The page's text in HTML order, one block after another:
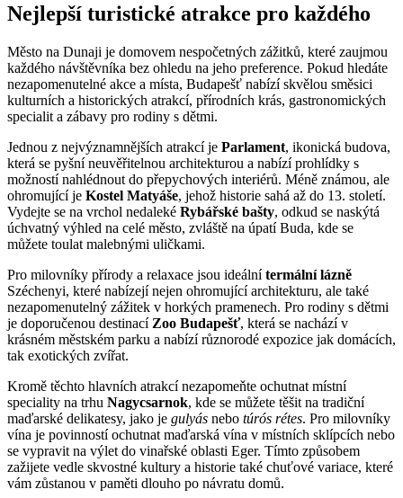
Nejlepší turistické atrakce pro každého
Město na Dunaji je domovem nespočetných zážitků, které zaujmou
každého návštěvníka bez ohledu na jeho preference. Pokud hledáte
nezapomenutelné akce a místa, Budapešť nabízí skvělou směsici
kulturních a historických atrakcí, přírodních krás, gastronomických
specialit a zábavy pro rodiny s dětmi.
Jednou z nejvýznamnějších atrakcí je Parlament, ikonická budova,
která se pyšní neuvěřitelnou architekturou a nabízí prohlídky s
možností nahlédnout do přepychových interiérů. Méně známou, ale
ohromující je Kostel Matyáše, jehož historie sahá až do 13. století.
Vydejte se na vrchol nedaleké Rybářské bašty, odkud se naskýtá
úchvatný výhled na celé město, zvláště na úpatí Buda, kde se
můžete toulat malebnými uličkami.
Pro milovníky přírody a relaxace jsou ideálnítermální lázně
Széchenyi, které nabízejí nejen ohromující architekturu, ale také
nezapomenutelný zážitek v horkých pramenech. Pro rodiny s dětmi
je doporučenou destinací Zoo Budapešť, která se nachází v
krásném městském parku a nabízí různorodé expozice jak domácích,
tak exotických zvířat.
Kromě těchto hlavních atrakcí nezapomeňte ochutnat místní
speciality na trhu Nagycsarnok, kde se můžete těšit na tradiční
maďarské delikatesy, jako je gulyás nebo túrós rétes. Pro milovníky
vína je povinností ochutnat maďarská vína v místních sklípcích nebo
se vypravit na výlet do vinařské oblasti Eger. Tímto způsobem
zažijete vedle skvostné kultury a historie také chuťové variace, které
vám zůstanou v paměti dlouho po návratu domů.